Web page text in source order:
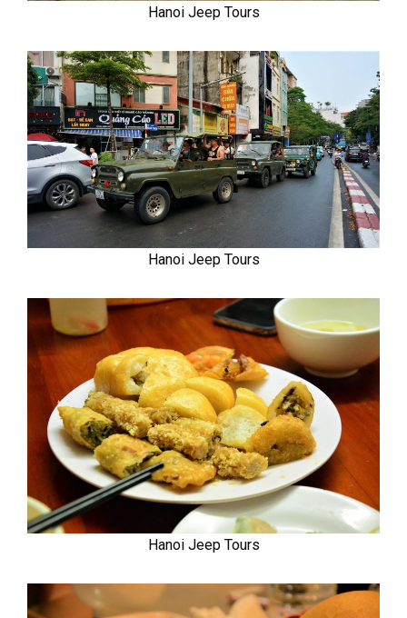
Hanoi Jeep Tours
Hanoi Jeep Tours
Hanoi Jeep Tours